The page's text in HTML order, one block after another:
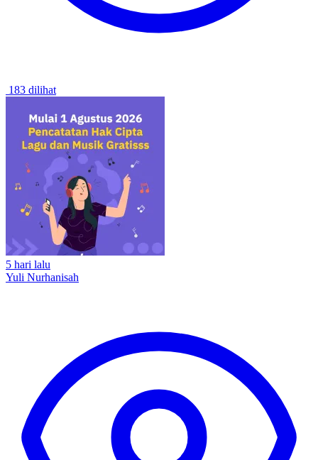
183 dilihat
5 hari lalu
Yuli Nurhanisah